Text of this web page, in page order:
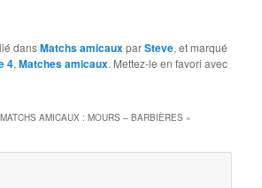
dansMatchs amicauxparSteve, et marqué
4,Matches amicaux. Mettez-le en favori avec
MATCHS AMICAUX : MOURS – BARBIÈRES »